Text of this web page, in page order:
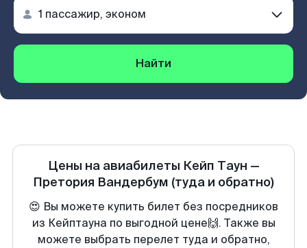
Найти
Цены на авиабилеты Кейп Таун —
Претория Вандербум (туда и обратно)
😍 Вы можете купить билет без посредников
из Кейптауна по выгодной цене🙌. Также вы
можете выбрать перелет туда и обратно,